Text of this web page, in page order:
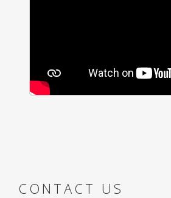
CONTACT US